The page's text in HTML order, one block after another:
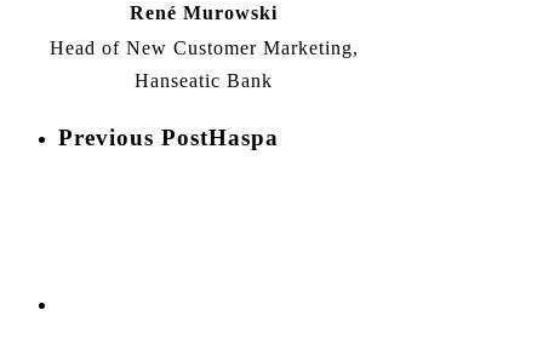
René Murowski
Head of New Customer Marketing,
Hanseatic Bank
Previous PostHaspa